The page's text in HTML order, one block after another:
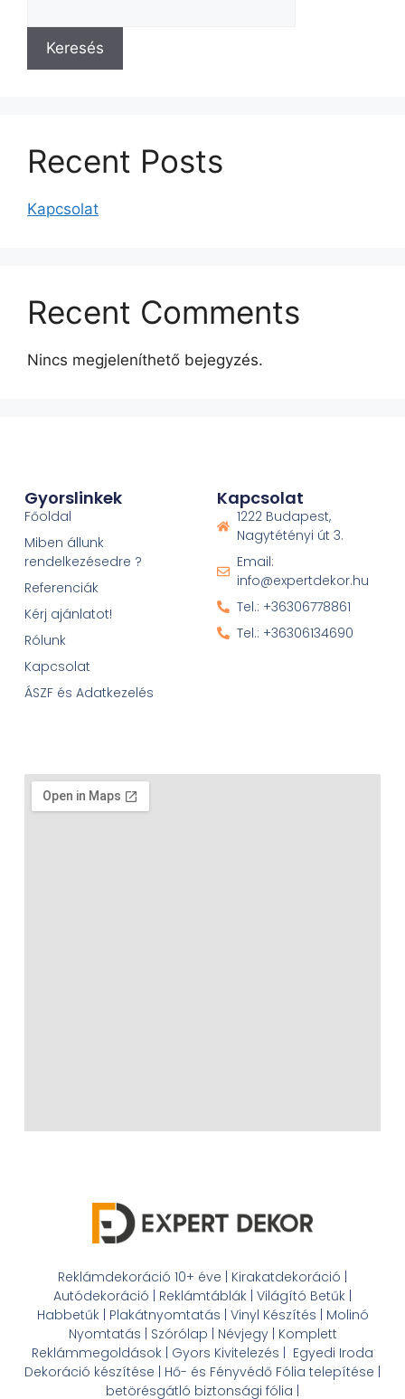
Keresés
Recent Posts
Kapcsolat
Recent Comments
Nincs megjeleníthető bejegyzés.
Reklámdekoráció 10+ éve | Kirakatdekoráció |
Autódekoráció | Reklámtáblák | Világító Betűk |
Habbetűk | Plakátnyomtatás | Vinyl Készítés | Molinó
Nyomtatás | Szórólap | Névjegy | Komplett
Reklámmegoldások | Gyors Kivitelezés | Egyedi Iroda
Dekoráció készítése | Hő- és Fényvédő Fólia telepítése |
betörésgátló biztonsági fólia |
Gyorslinkek
Főoldal
Miben állunk
rendelkezésedre ?
Referenciák
Kérj ajánlatot!
Rólunk
Kapcsolat
ÁSZF és Adatkezelés
Kapcsolat
1222 Budapest,
Nagytétényi út 3.
Email:
info@expertdekor.hu
Tel.: +36306778861
Tel.: +36306134690